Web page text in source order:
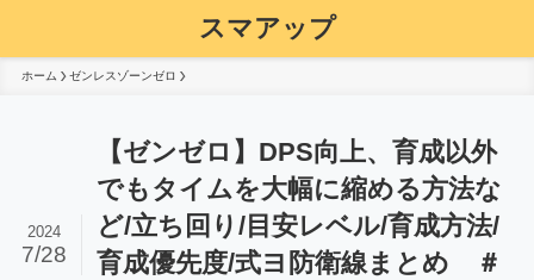
スマアップ
ホーム ゼンレスゾーンゼロ
【ゼンゼロ】DPS向上、育成以外
でもタイムを大幅に縮める方法な
ど/立ち回り/目安レベル/育成方法/
育成優先度/式ヨ防衛線まとめ ＃
2024
7/28